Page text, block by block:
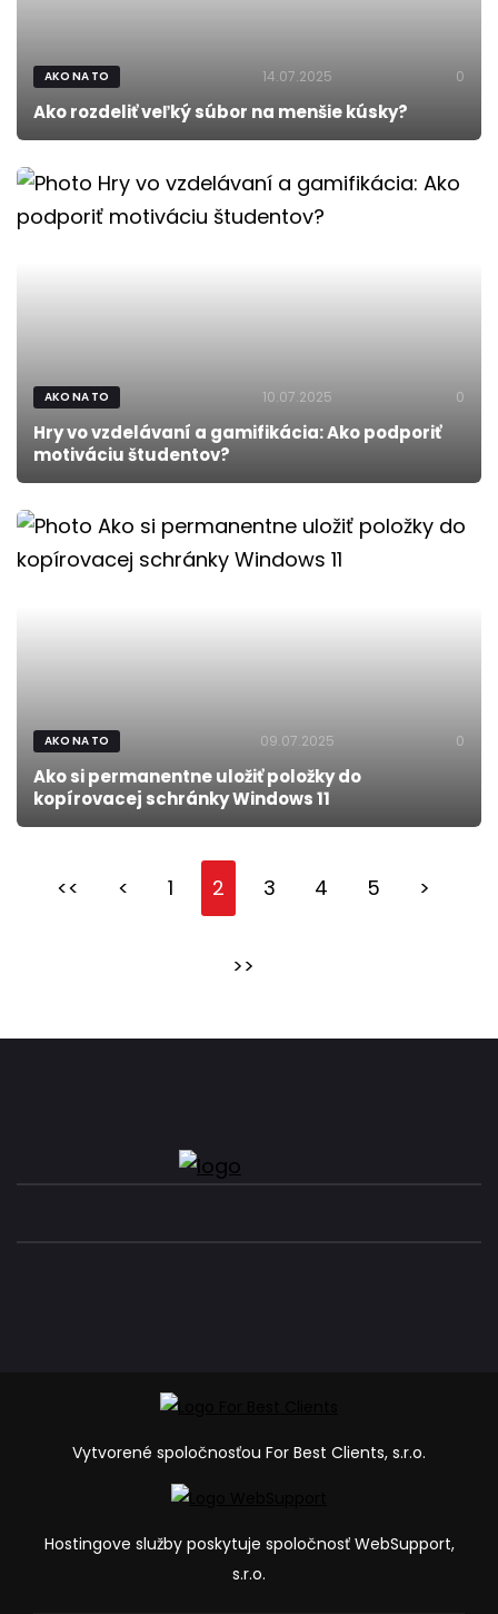
AKO NA TO 14.07.2025 0
Ako rozdeliť veľký súbor na menšie kúsky?
AKO NA TO 10.07.2025 0
Hry vo vzdelávaní a gamifikácia: Ako podporiť
motiváciu študentov?
AKO NA TO 09.07.2025 0
Ako si permanentne uložiť položky do
kopírovacej schránky Windows 11
<< < 1 2 3 4 5 >
>>
Vytvorené spoločnosťou For Best Clients, s.r.o.
Hostingove služby poskytuje spoločnosť WebSupport,
s.r.o.